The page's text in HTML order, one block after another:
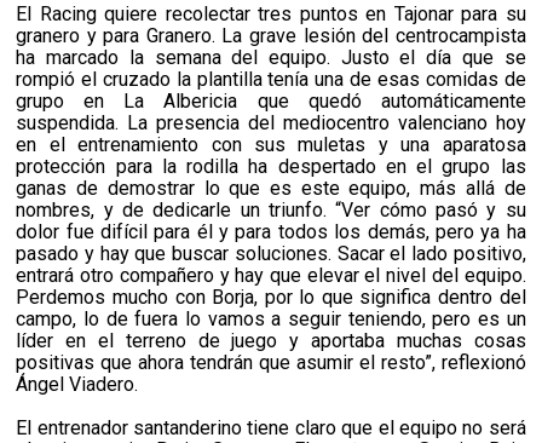
El Racing quiere recolectar tres puntos en Tajonar para su
granero y para Granero. La grave lesión del centrocampista
ha marcado la semana del equipo. Justo el día que se
rompió el cruzado la plantilla tenía una de esas comidas de
grupo en La Albericia que quedó automáticamente
suspendida. La presencia del mediocentro valenciano hoy
en el entrenamiento con sus muletas y una aparatosa
protección para la rodilla ha despertado en el grupo las
ganas de demostrar lo que es este equipo, más allá de
nombres, y de dedicarle un triunfo. “Ver cómo pasó y su
dolor fue difícil para él y para todos los demás, pero ya ha
pasado y hay que buscar soluciones. Sacar el lado positivo,
entrará otro compañero y hay que elevar el nivel del equipo.
Perdemos mucho con Borja, por lo que significa dentro del
campo, lo de fuera lo vamos a seguir teniendo, pero es un
líder en el terreno de juego y aportaba muchas cosas
positivas que ahora tendrán que asumir el resto”, reflexionó
Ángel Viadero.
El entrenador santanderino tiene claro que el equipo no será